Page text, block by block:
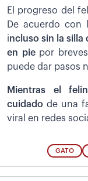
El progreso del
De acuerdo con
incluso sin la silla
en piepor breves
puede dar pasos
Mientras el
cuidado de una
viral en redes
GATO